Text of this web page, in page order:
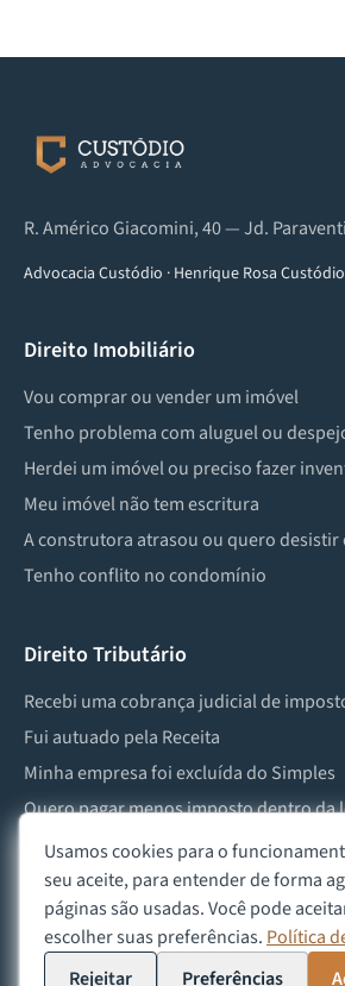
R. Américo Giacomini, 40 — Jd.
Advocacia Custódio · Henrique Rosa Custódio
Direito Imobiliário
Vou comprar ou vender um imóvel
Tenho problema com aluguel ou
Herdei um imóvel ou preciso fazer
Meu imóvel não tem escritura
A construtora atrasou ou quero desistir
Tenho conflito no condomínio
Direito Tributário
Recebi uma cobrança judicial de
Fui autuado pela Receita
Minha empresa foi excluída do Simples
Quero pagar menos imposto dentro da
Preciso lidar com imposto de herança
2026Advocacia Custódio
Política de Privacidade Política de Cookies
Usamos cookies para o
seu aceite, para entender de forma
páginas são usadas. Você pode
escolher suas preferências. Política
Rejeitar
Preferências